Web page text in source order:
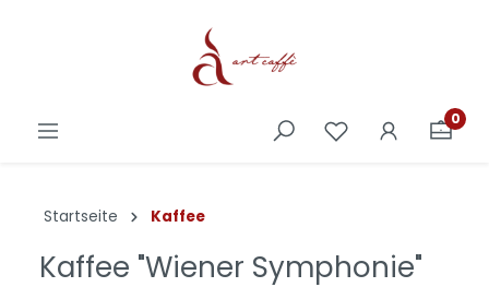
0
Startseite Kaffee
Kaffee "Wiener Symphonie"